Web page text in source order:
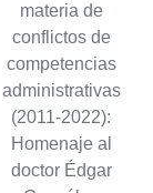
materia de
conflictos de
competencias
administrativas
(2011-2022):
Homenaje al
doctor Édgar